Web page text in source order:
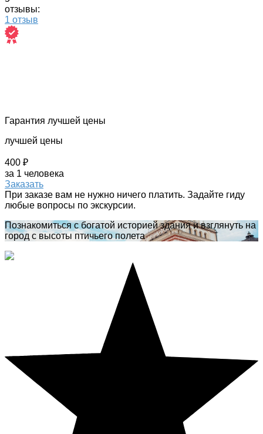
отзывы:
1 отзыв
Гарантия лучшей цены
лучшей цены
400 ₽
за 1 человека
Заказать
При заказе вам не нужно ничего платить. Задайте гиду
любые вопросы по экскурсии.
Познакомиться с богатой историей здания и взглянуть на
город с высоты птичьего полета